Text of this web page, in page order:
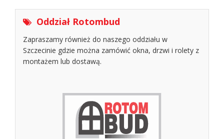
Oddział Rotombud
Zapraszamy również do naszego oddziału w
Szczecinie gdzie można zamówić okna, drzwi i rolety z
montażem lub dostawą.